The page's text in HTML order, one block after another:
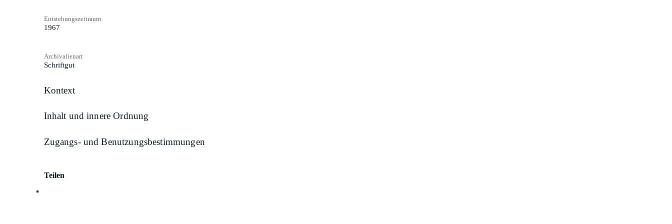
Entstehungszeitraum
1967
Archivalienart
Schriftgut
Kontext
Inhalt und innere Ordnung
Zugangs- und Benutzungsbestimmungen
Teilen